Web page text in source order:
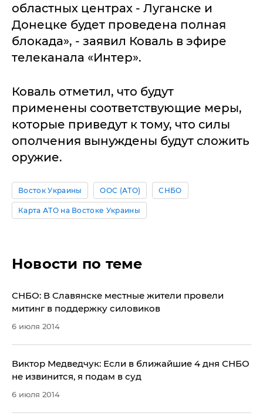
областных центрах - Луганске и
Донецке будет проведена полная
блокада», - заявил Коваль в эфире
телеканала «Интер».
Коваль отметил, что будут
применены соответствующие меры,
которые приведут к тому, что силы
ополчения вынуждены будут сложить
оружие.
Восток Украины ООС (АТО) СНБО
Карта АТО на Востоке Украины
Новости по теме
СНБО: В Славянске местные жители провели
митинг в поддержку силовиков
6 июля 2014
Виктор Медведчук: Если в ближайшие 4 дня СНБО
не извинится, я подам в суд
6 июля 2014